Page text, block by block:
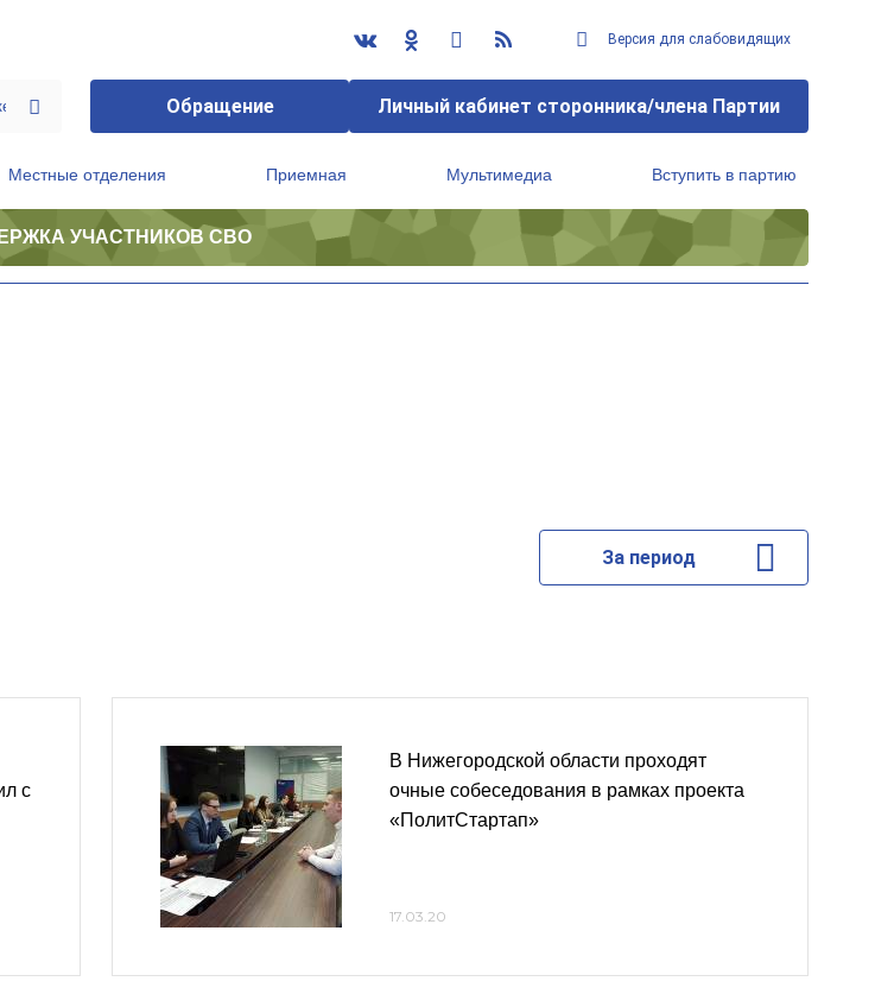
Версия для слабовидящих
Обращение Личный кабинет сторонника/члена Партии
Местные отделения Приемная Мультимедиа Вступить в партию
УЧАСТНИКОВ СВО
За период
с
В Нижегородской области проходят
очные собеседования в рамках проекта
«ПолитСтартап»
17.03.20